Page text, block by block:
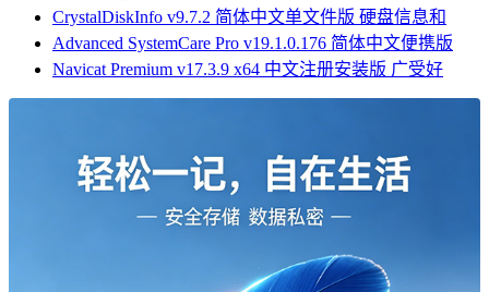
CrystalDiskInfo v9.7.2 简体中文单文件版 硬盘信息和
Advanced SystemCare Pro v19.1.0.176 简体中文便携版
Navicat Premium v17.3.9 x64 中文注册安装版 广受好